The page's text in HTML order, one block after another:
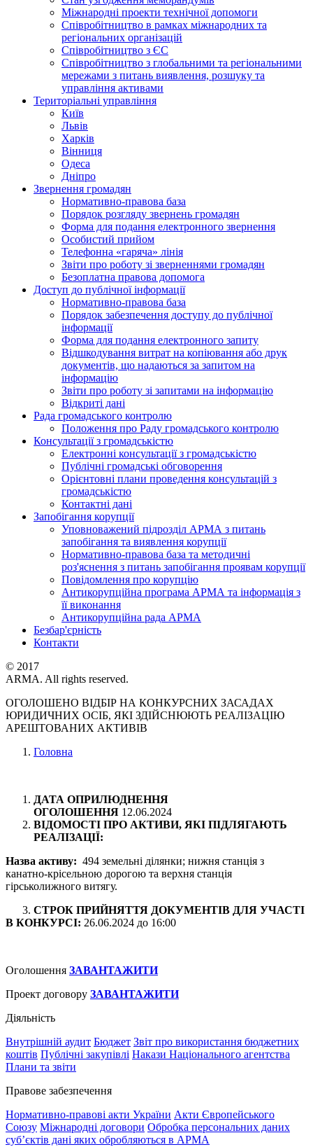
Міжнародні проекти технічної допомоги
Співробітництво в рамках міжнародних та
регіональних організацій
Співробітництво з ЄС
Співробітництво з глобальними та регіональними
мережами з питань виявлення, розшуку та
управління активами
Територіальні управління
Київ
Львів
Харків
Вінниця
Одеса
Дніпро
Звернення громадян
Нормативно-правова база
Порядок розгляду звернень громадян
Форма для подання електронного звернення
Особистий прийом
Телефонна «гаряча» лінія
Звіти про роботу зі зверненнями громадян
Безоплатна правова допомога
Доступ до публічної інформації
Нормативно-правова база
Порядок забезпечення доступу до публічної
інформації
Форма для подання електронного запиту
Відшкодування витрат на копіювання або друк
документів, що надаються за запитом на
інформацію
Звіти про роботу зі запитами на інформацію
Відкриті дані
Рада громадського контролю
Положення про Раду громадського контролю
Консультації з громадськістю
Електронні консультації з громадськістю
Публічні громадські обговорення
Орієнтовні плани проведення консультацій з
громадськістю
Контактні дані
Запобігання корупції
Уповноважений підрозділ АРМА з питань
запобігання та виявлення корупції
Нормативно-правова база та методичні
роз'яснення з питань запобігання проявам корупції
Повідомлення про корупцію
Антикорупційна програма АРМА та інформація з
її виконання
Антикорупційна рада АРМА
Безбар'єрність
Контакти
© 2017
ARMA. All rights reserved.
ОГОЛОШЕНО ВІДБІР НА КОНКУРСНИХ ЗАСАДАХ
ЮРИДИЧНИХ ОСІБ, ЯКІ ЗДІЙСНЮЮТЬ РЕАЛІЗАЦІЮ
АРЕШТОВАНИХ АКТИВІВ
Головна
ДАТА ОПРИЛЮДНЕННЯ
ОГОЛОШЕННЯ 12.06.2024
ВІДОМОСТІ ПРО АКТИВИ, ЯКІ ПІДЛЯГАЮТЬ
РЕАЛІЗАЦІЇ:
Назва активу: 494 земельні ділянки; нижня станція з
канатно-крісельною дорогою та верхня станція
гірськолижного витягу.
3. СТРОК ПРИЙНЯТТЯ ДОКУМЕНТІВ ДЛЯ УЧАСТІ
В КОНКУРСІ: 26.06.2024 до 16:00
Оголошення ЗАВАНТАЖИТИ
Проект договору ЗАВАНТАЖИТИ
Діяльність
Внутрішній аудит Бюджет Звіт про використання бюджетних
коштів Публічні закупівлі Накази Національного агентства
Плани та звіти
Правове забезпечення
Нормативно-правові акти України Акти Європейського
Союзу Міжнародні договори Обробка персональних даних
субʼєктів дані яких обробляються в АРМА